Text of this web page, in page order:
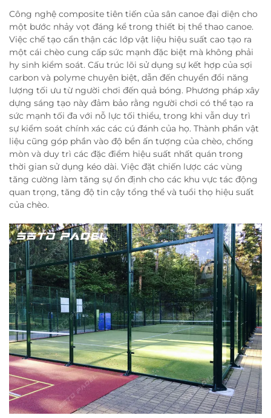
Công nghệ composite tiên tiến của sân canoe đại diện cho
một bước nhảy vọt đáng kể trong thiết bị thể thao canoe.
Việc chế tạo cẩn thận các lớp vật liệu hiệu suất cao tạo ra
một cái chèo cung cấp sức mạnh đặc biệt mà không phải
hy sinh kiểm soát. Cấu trúc lõi sử dụng sự kết hợp của sợi
carbon và polyme chuyên biệt, dẫn đến chuyển đổi năng
lượng tối ưu từ người chơi đến quả bóng. Phương pháp xây
dựng sáng tạo này đảm bảo rằng người chơi có thể tạo ra
sức mạnh tối đa với nỗ lực tối thiểu, trong khi vẫn duy trì
sự kiểm soát chính xác các cú đánh của họ. Thành phần vật
liệu cũng góp phần vào độ bền ấn tượng của chèo, chống
mòn và duy trì các đặc điểm hiệu suất nhất quán trong
thời gian sử dụng kéo dài. Việc đặt chiến lược các vùng
tăng cường làm tăng sự ổn định cho các khu vực tác động
quan trọng, tăng độ tin cậy tổng thể và tuổi thọ hiệu suất
của chèo.